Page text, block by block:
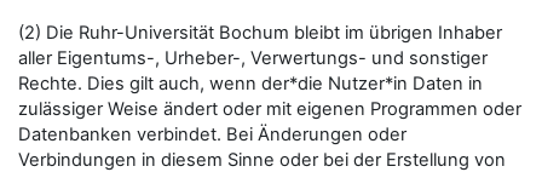
(2) Die Ruhr-Universität Bochum bleibt im übrigen Inhaber
aller Eigentums-, Urheber-, Verwertungs- und sonstiger
Rechte. Dies gilt auch, wenn der*die Nutzer*in Daten in
zulässiger Weise ändert oder mit eigenen Programmen oder
Datenbanken verbindet. Bei Änderungen oder
Verbindungen in diesem Sinne oder bei der Erstellung von